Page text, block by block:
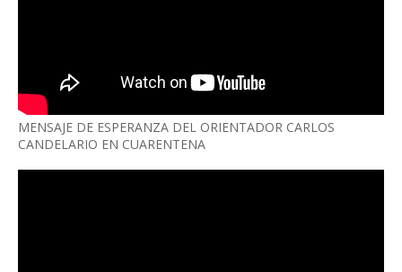
MENSAJE DE ESPERANZA DEL ORIENTADOR CARLOS
CANDELARIO EN CUARENTENA